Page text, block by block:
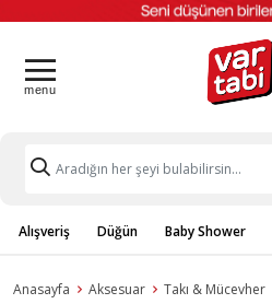
Alışveriş Düğün Baby Shower
Anasayfa Aksesuar Takı & Mücevher